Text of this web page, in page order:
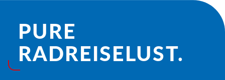
PURE
RADREISE­LUST.